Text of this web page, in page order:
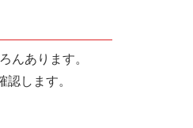
んあります。
します。